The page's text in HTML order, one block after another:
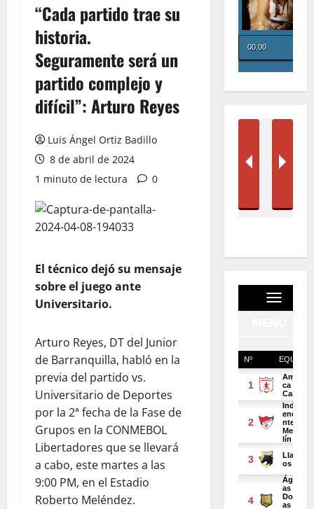
“Cada partido trae su
historia.
Seguramente será un
partido complejo y
difícil”: Arturo Reyes
Luis Ángel Ortiz Badillo
8 de abril de 2024
1 minuto de lectura
0
El técnico dejó su mensaje
sobre el juego ante
Universitario.
Arturo Reyes, DT del Junior
de Barranquilla, habló en la
previa del partido vs.
Universitario de Deportes
por la 2ª fecha de la Fase de
Grupos en la CONMEBOL
Libertadores que se llevará
a cabo, este martes a las
9:00 PM, en el Estadio
Roberto Meléndez.